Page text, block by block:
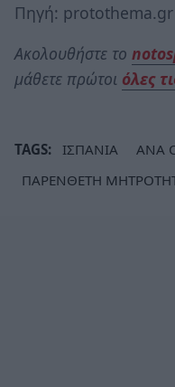
Πηγή: protothema.gr
Ακολουθήστε το
μάθετε πρώτοι όλες
TAGS: ΙΣΠΑΝΙΑ
ΑΝΑ
ΠΑΡΕΝΘΕΤΗ